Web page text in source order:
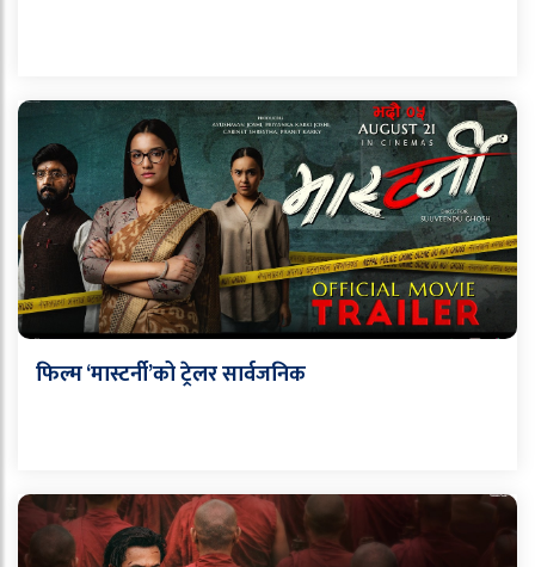
फिल्म ‘मास्टर्नी’को ट्रेलर सार्वजनिक